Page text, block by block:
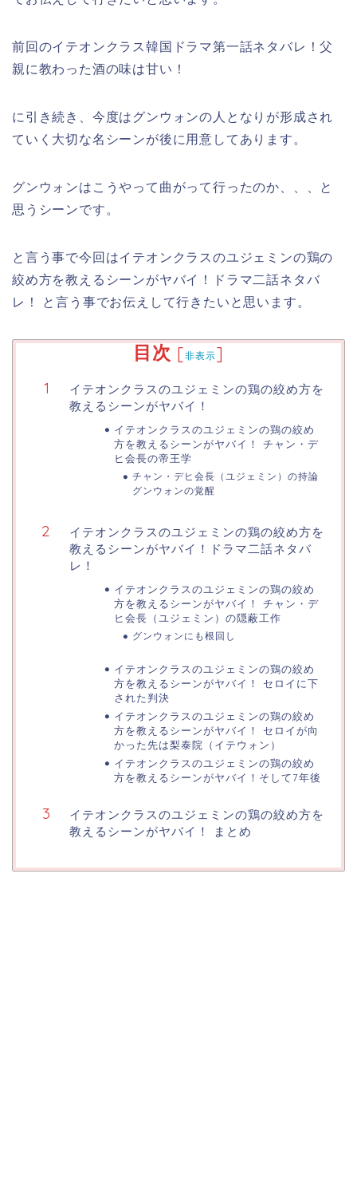
前回のイテオンクラス韓国ドラマ第一話ネタバレ！父
親に教わった酒の味は甘い！
に引き続き、今度はグンウォンの人となりが形成され
ていく大切な名シーンが後に用意してあります。
グンウォンはこうやって曲がって行ったのか、、、と
思うシーンです。
と言う事で今回はイテオンクラスのユジェミンの鶏の
絞め方を教えるシーンがヤバイ！ドラマ二話ネタバ
レ！ と言う事でお伝えして行きたいと思います。
目次 [非表示]
イテオンクラスのユジェミンの鶏の絞め方を
教えるシーンがヤバイ！
イテオンクラスのユジェミンの鶏の絞め
方を教えるシーンがヤバイ！ チャン・デ
ヒ会長の帝王学
チャン・デヒ会長（ユジェミン）の持論
グンウォンの覚醒
イテオンクラスのユジェミンの鶏の絞め方を
教えるシーンがヤバイ！ドラマ二話ネタバ
レ！
イテオンクラスのユジェミンの鶏の絞め
方を教えるシーンがヤバイ！ チャン・デ
ヒ会長（ユジェミン）の隠蔽工作
グンウォンにも根回し
イテオンクラスのユジェミンの鶏の絞め
方を教えるシーンがヤバイ！ セロイに下
された判決
イテオンクラスのユジェミンの鶏の絞め
方を教えるシーンがヤバイ！ セロイが向
かった先は梨泰院（イテウォン）
イテオンクラスのユジェミンの鶏の絞め
方を教えるシーンがヤバイ！そして7年後
イテオンクラスのユジェミンの鶏の絞め方を
教えるシーンがヤバイ！ まとめ